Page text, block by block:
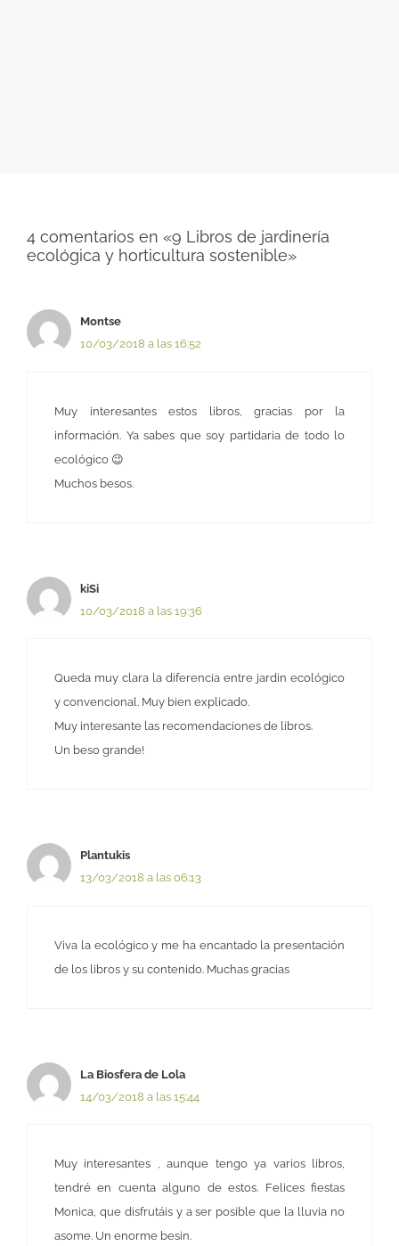
4 comentarios en «9 Libros de jardinería
ecológica y horticultura sostenible»
Montse
10/03/2018 a las 16:52
Muy interesantes estos libros, gracias por la
información. Ya sabes que soy partidaria de todo lo
ecológico 😉
Muchos besos.
kiSi
10/03/2018 a las 19:36
Queda muy clara la diferencia entre jardin ecológico
y convencional. Muy bien explicado.
Muy interesante las recomendaciones de libros.
Un beso grande!
Plantukis
13/03/2018 a las 06:13
Viva la ecológico y me ha encantado la presentación
de los libros y su contenido. Muchas gracias
La Biosfera de Lola
14/03/2018 a las 15:44
Muy interesantes , aunque tengo ya varios libros,
tendré en cuenta alguno de estos. Felices fiestas
Monica, que disfrutáis y a ser posible que la lluvia no
asome. Un enorme besin.